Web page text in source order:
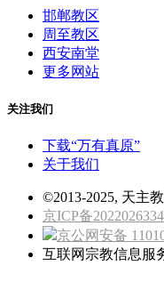
邯郸教区
周至教区
西安南堂
更多网站
关注我们
下载“万有真原”
关于我们
©2013-2025, 天主
京ICP备
京公网安备
互联网宗教信息服